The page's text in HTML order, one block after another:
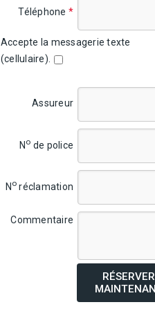
Téléphone *
Accepte la messagerie texte
(cellulaire).
Assureur
No de police
No réclamation
Commentaire
RÉSERVER